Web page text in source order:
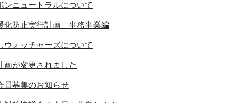
ンニュートラルについて
化防止実行計画 事務事業編
ウォッチャーズについて
画が変更されました
員募集のお知らせ